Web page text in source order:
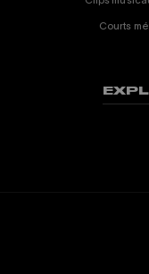
Courts